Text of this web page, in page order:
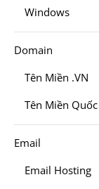
Windows
Domain
Tên Miền .VN
Tên Miền Quốc
Email
Email Hosting